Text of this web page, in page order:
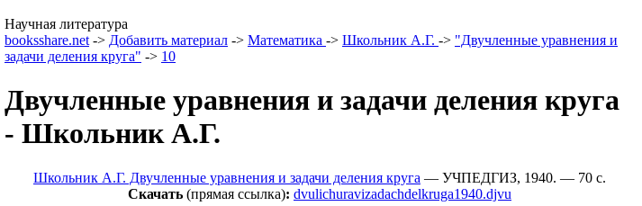
Научная литература
booksshare.net -> Добавить материал -> Математика -> Школьник А.Г. -> "Двучленные уравнения и
задачи деления круга" -> 10
Двучленные уравнения и задачи деления круга
- Школьник А.Г.
Школьник А.Г. Двучленные уравнения и задачи деления круга — УЧПЕДГИЗ, 1940. — 70 c.
Скачать (прямая ссылка): dvulichuravizadachdelkruga1940.djvu